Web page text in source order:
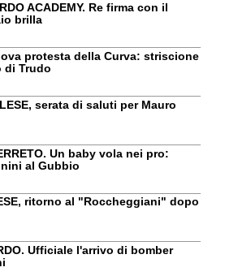
ACADEMY. Re firma con il
brilla
protesta della Curva: striscione
di Trudo
serata di saluti per Mauro
Un baby vola nei pro:
al Gubbio
ritorno al "Roccheggiani" dopo
Ufficiale l'arrivo di bomber